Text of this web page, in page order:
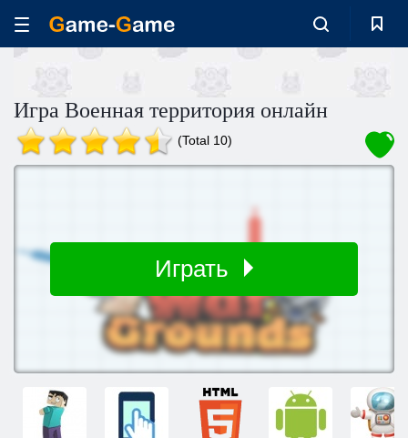
Игра Военная территория онлайн
(Total 10)
Играть